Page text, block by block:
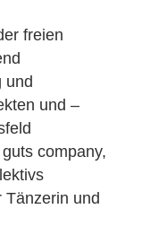
freien
und
und –
company,
Tänzerin und